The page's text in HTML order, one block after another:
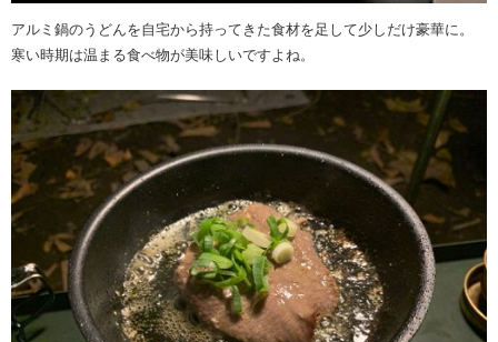
アルミ鍋のうどんを自宅から持ってきた食材を足して少しだけ豪華に。
寒い時期は温まる食べ物が美味しいですよね。